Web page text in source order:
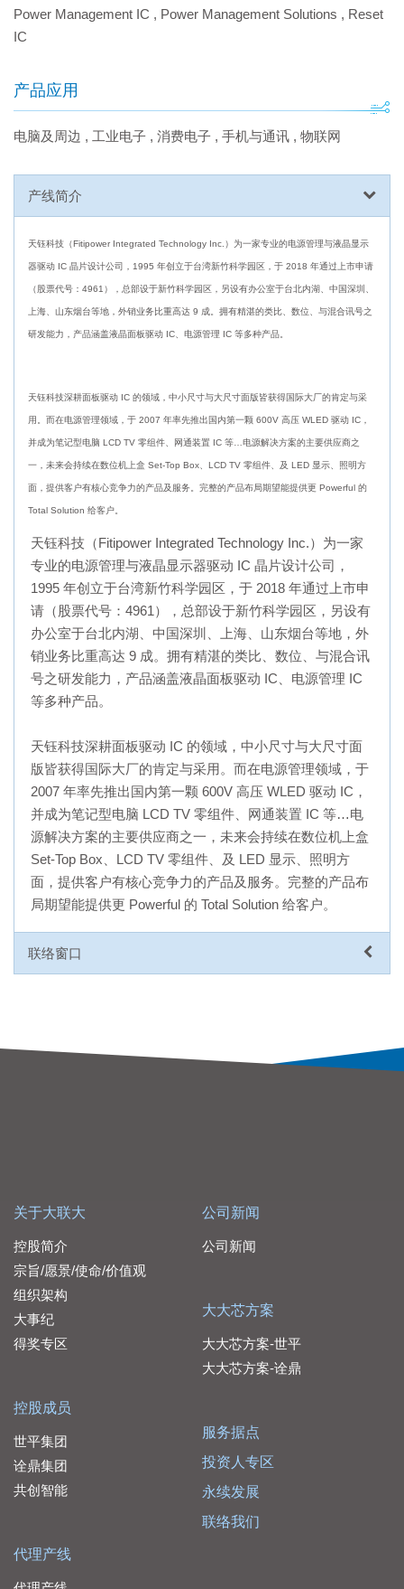
Power Management IC , Power Management Solutions , Reset
IC
产品应用
电脑及周边 , 工业电子 , 消费电子 , 手机与通讯 , 物联网
产线简介
天钰科技（Fitipower Integrated Technology Inc.）为一家专业的电源管理与液晶显示
器驱动 IC 晶片设计公司，1995 年创立于台湾新竹科学园区，于 2018 年通过上市申请
（股票代号：4961），总部设于新竹科学园区，另设有办公室于台北内湖、中国深圳、
上海、山东烟台等地，外销业务比重高达 9 成。拥有精湛的类比、数位、与混合讯号之
研发能力，产品涵盖液晶面板驱动 IC、电源管理 IC 等多种产品。
天钰科技深耕面板驱动 IC 的领域，中小尺寸与大尺寸面版皆获得国际大厂的肯定与采
用。而在电源管理领域，于 2007 年率先推出国内第一颗 600V 高压 WLED 驱动 IC，
并成为笔记型电脑 LCD TV 零组件、网通装置 IC 等…电源解决方案的主要供应商之
一，未来会持续在数位机上盒 Set-Top Box、LCD TV 零组件、及 LED 显示、照明方
面，提供客户有核心竞争力的产品及服务。完整的产品布局期望能提供更 Powerful 的
Total Solution 给客户。
天钰科技（Fitipower Integrated Technology Inc.）为一家
专业的电源管理与液晶显示器驱动 IC 晶片设计公司，
1995 年创立于台湾新竹科学园区，于 2018 年通过上市申
请（股票代号：4961），总部设于新竹科学园区，另设有
办公室于台北内湖、中国深圳、上海、山东烟台等地，外
销业务比重高达 9 成。拥有精湛的类比、数位、与混合讯
号之研发能力，产品涵盖液晶面板驱动 IC、电源管理 IC
等多种产品。
天钰科技深耕面板驱动 IC 的领域，中小尺寸与大尺寸面
版皆获得国际大厂的肯定与采用。而在电源管理领域，于
2007 年率先推出国内第一颗 600V 高压 WLED 驱动 IC，
并成为笔记型电脑 LCD TV 零组件、网通装置 IC 等…电
源解决方案的主要供应商之一，未来会持续在数位机上盒
Set-Top Box、LCD TV 零组件、及 LED 显示、照明方
面，提供客户有核心竞争力的产品及服务。完整的产品布
局期望能提供更 Powerful 的 Total Solution 给客户。
联络窗口
关于大联大
控股简介
宗旨/愿景/使命/价值观
组织架构
大事纪
得奖专区
控股成员
世平集团
诠鼎集团
共创智能
代理产线
公司新闻
公司新闻
大大芯方案
大大芯方案-世平
大大芯方案-诠鼎
服务据点
投资人专区
永续发展
联络我们